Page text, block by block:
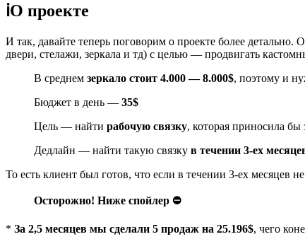
ℹО проекте
И так, давайте теперь поговорим о проекте более
двери, стелажи, зеркала и тд) с целью — продвигать
В среднем зеркало стоит 4.000 — 8.000$, поэтому и
Бюджет в день — 35$
Цель — найти рабочую связку, которая приносила бы
Дедлайн — найти такую связку в течении 3-ех
То есть клиент был готов, что если в течении 3-ех месяцев
Осторожно! Ниже спойлер ⛔
* За 2,5 месяцев мы сделали 5 продаж на 25.196$, чего